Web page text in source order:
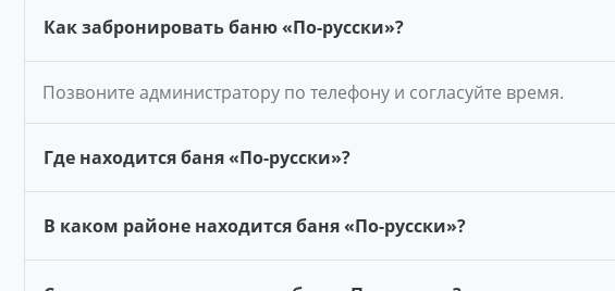
Как забронировать баню «По-русски»?
Позвоните администратору по телефону и согласуйте время.
Где находится баня «По-русски»?
В каком районе находится баня «По-русски»?